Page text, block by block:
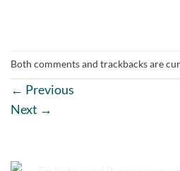
Both comments and trackbacks are
← Previous
Next →